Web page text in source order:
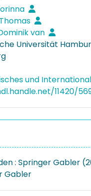
van
Universität
und
11420/
: Springer Gabler
Gabler